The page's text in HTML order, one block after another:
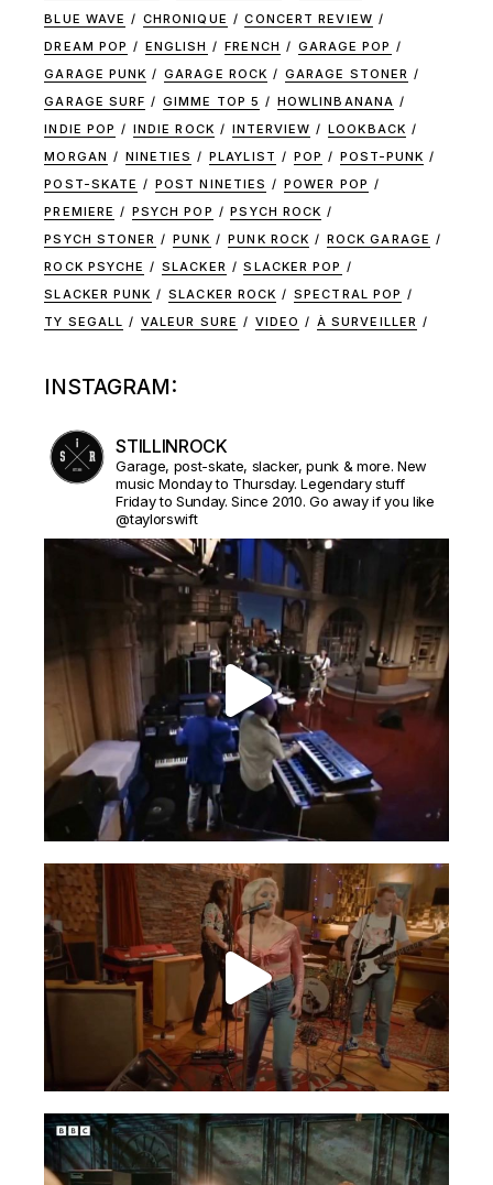
BLUE WAVE
CHRONIQUE
CONCERT REVIEW
DREAM POP
ENGLISH FRENCH
GARAGE POP
GARAGE PUNK
GARAGE ROCK
GARAGE STONER
GARAGE SURF
GIMME TOP 5
HOWLINBANANA
INDIE POP
INDIE ROCK INTERVIEW
LOOKBACK
MORGAN
NINETIES PLAYLIST POP
POST-PUNK
POST-SKATE
POST NINETIES
POWER POP
PREMIERE
PSYCH POP
PSYCH ROCK
PSYCH STONER
PUNK PUNK ROCK
ROCK GARAGE
ROCK PSYCHE
SLACKER
SLACKER POP
SLACKER PUNK
SLACKER ROCK
SPECTRAL POP
TY SEGALL
VALEUR SURE VIDEO À SURVEILLER
INSTAGRAM:
STILLINROCK
Garage, post-skate, slacker, punk & more. New
music Monday to Thursday. Legendary stuff
Friday to Sunday. Since 2010. Go away if you like
@taylorswift